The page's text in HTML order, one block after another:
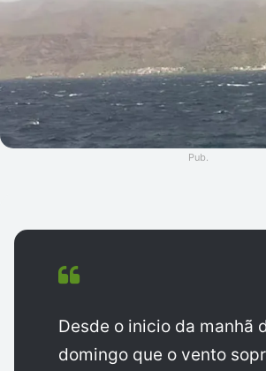
Pub.
Desde o inicio da manhã
domingo que o vento